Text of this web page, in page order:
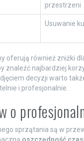
przestrzeni
Usuwanie
oferują również zniżki
znaleźć najbardziej
decyzji warto
i profesjonalnie.
o
sprzątania są w